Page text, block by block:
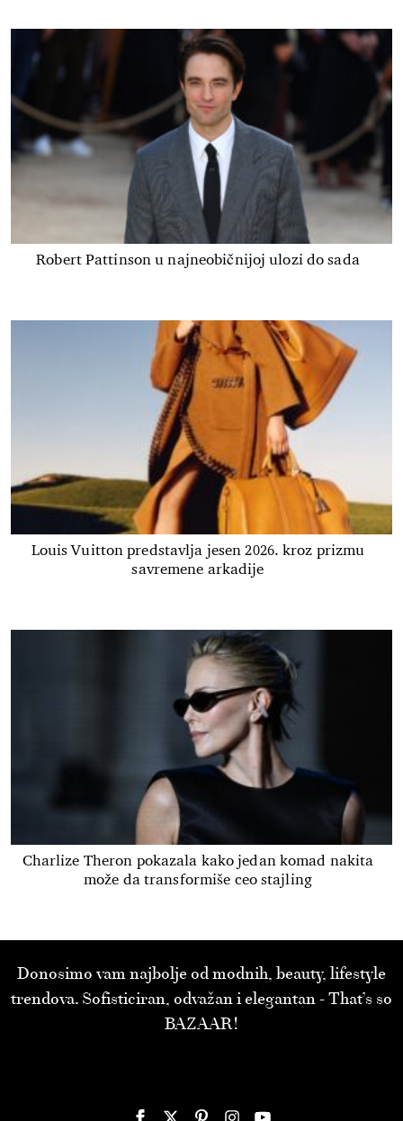
Robert Pattinson u najneobičnijoj ulozi do sada
Louis Vuitton predstavlja jesen 2026. kroz prizmu
savremene arkadije
Charlize Theron pokazala kako jedan komad nakita
može da transformiše ceo stajling
Donosimo vam najbolje od modnih, beauty, lifestyle
trendova. Sofisticiran, odvažan i elegantan - That’s so
BAZAAR!